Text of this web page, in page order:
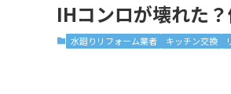
IHコンロが壊れた
水廻りリフォーム業者 キッチン交換